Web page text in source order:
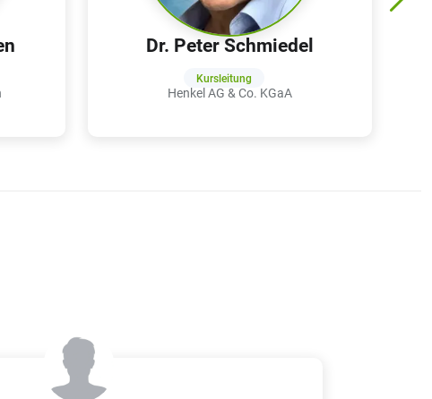
Dr. Peter Schmiedel
Kursleitung
Henkel AG & Co. KGaA